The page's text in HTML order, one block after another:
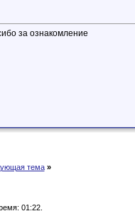
за ознакомление
тема »
01:22.